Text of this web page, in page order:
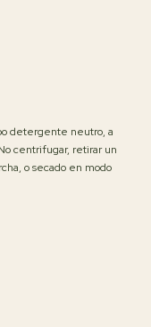
detergente neutro, a
centrifugar, retirar un
o secado en modo